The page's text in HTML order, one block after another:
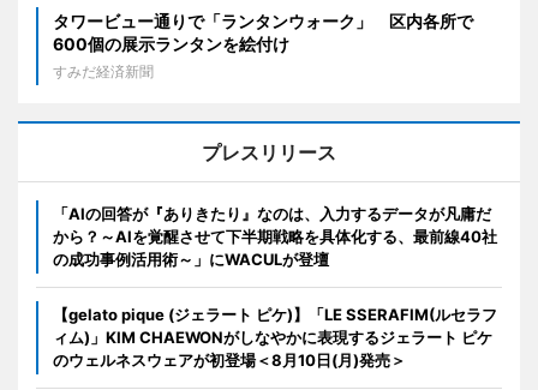
タワービュー通りで「ランタンウォーク」 区内各所で
600個の展示ランタンを絵付け
すみだ経済新聞
プレスリリース
「AIの回答が『ありきたり』なのは、入力するデータが凡庸だ
から？～AIを覚醒させて下半期戦略を具体化する、最前線40社
の成功事例活用術～」にWACULが登壇
【gelato pique (ジェラート ピケ)】「LE SSERAFIM(ルセラフ
ィム)」KIM CHAEWONがしなやかに表現するジェラート ピケ
のウェルネスウェアが初登場＜8月10日(月)発売＞